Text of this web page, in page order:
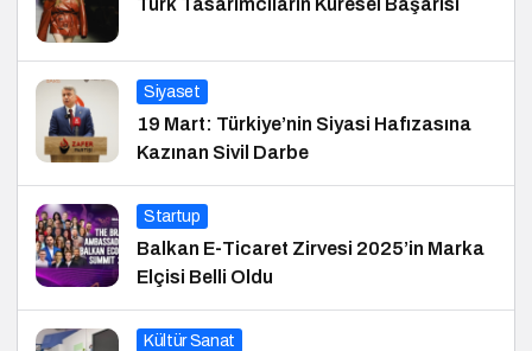
Siyaset
19 Mart: Türkiye’nin Siyasi Hafızasına
Kazınan Sivil Darbe
Startup
Balkan E-Ticaret Zirvesi 2025’in Marka
Elçisi Belli Oldu
Kültür Sanat